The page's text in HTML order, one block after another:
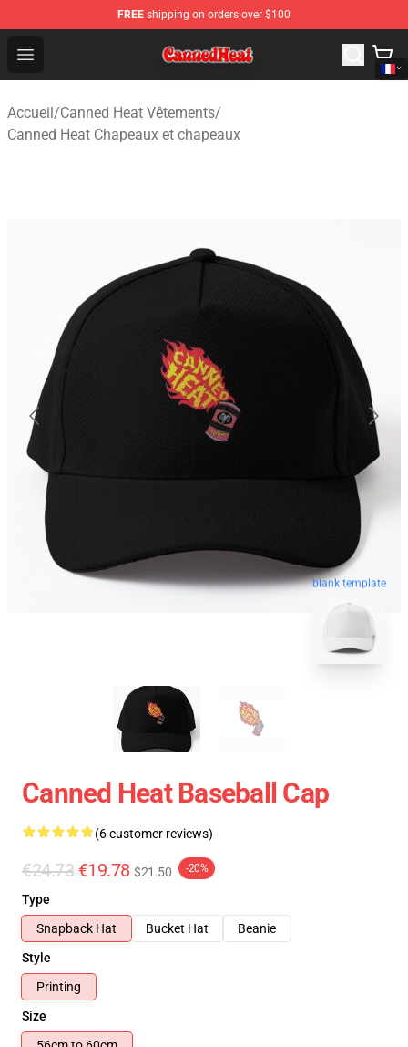
FREE shipping on orders over $100
Open menu
Canned Heat Store - Official Canned Heat Merchandise
Accueil/Canned Heat Vêtements/
Canned Heat Chapeaux et chapeaux
blank template
Canned Heat Baseball Cap
(6 customer reviews)
€24.73 €19.78 $21.50 -20%
Type
Snapback Hat
Bucket Hat
Beanie
Style
Printing
Size